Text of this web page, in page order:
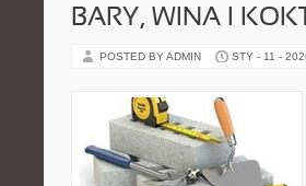
BARY, WINA I
POSTED BY ADMIN STY - 11 -